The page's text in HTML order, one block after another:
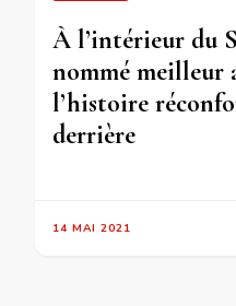
À l’intérieur du
nommé meilleur
l’histoire
derrière
14 MAI 2021